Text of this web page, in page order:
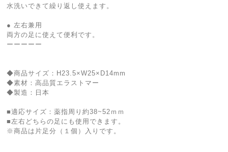
水洗いできて繰り返し使えます。
● 左右兼用
両方の足に使えて便利です。
ーーーーー
◆商品サイズ：H23.5×W25×D14mm
◆素材：高品質エラストマー
◆製造：日本
■適応サイズ：薬指周り約38~52ｍｍ
■左右どちらの足にも使用できます。
※商品は片足分（１個）入りです。